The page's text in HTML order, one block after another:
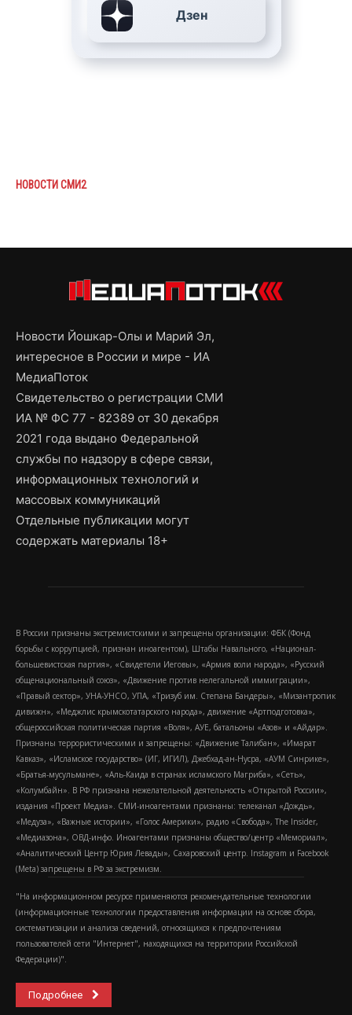
Дзен
НОВОСТИ СМИ2
Новости Йошкар-Олы и Марий Эл,
интересное в России и мире - ИА
МедиаПоток
Свидетельство о регистрации СМИ
ИА № ФС 77 - 82389 от 30 декабря
2021 года выдано Федеральной
службы по надзору в сфере связи,
информационных технологий и
массовых коммуникаций
Отдельные публикации могут
содержать материалы 18+
В России признаны экстремистскими и запрещены организации: ФБК (Фонд
борьбы с коррупцией, признан иноагентом), Штабы Навального, «Национал-
большевистская партия», «Свидетели Иеговы», «Армия воли народа», «Русский
общенациональный союз», «Движение против нелегальной иммиграции»,
«Правый сектор», УНА-УНСО, УПА, «Тризуб им. Степана Бандеры», «Мизантропик
дивижн», «Меджлис крымскотатарского народа», движение «Артподготовка»,
общероссийская политическая партия «Воля», АУЕ, батальоны «Азов» и «Айдар».
Признаны террористическими и запрещены: «Движение Талибан», «Имарат
Кавказ», «Исламское государство» (ИГ, ИГИЛ), Джебхад-ан-Нусра, «АУМ Синрике»,
«Братья-мусульмане», «Аль-Каида в странах исламского Магриба», «Сеть»,
«Колумбайн». В РФ признана нежелательной деятельность «Открытой России»,
издания «Проект Медиа». СМИ-иноагентами признаны: телеканал «Дождь»,
«Медуза», «Важные истории», «Голос Америки», радио «Свобода», The Insider,
«Медиазона», ОВД-инфо. Иноагентами признаны общество/центр «Мемориал»,
«Аналитический Центр Юрия Левады», Сахаровский центр. Instagram и Facebook
(Metа) запрещены в РФ за экстремизм.
"На информационном ресурсе применяются рекомендательные технологии
(информационные технологии предоставления информации на основе сбора,
систематизации и анализа сведений, относящихся к предпочтениям
пользователей сети "Интернет", находящихся на территории Российской
Федерации)".
Подробнее